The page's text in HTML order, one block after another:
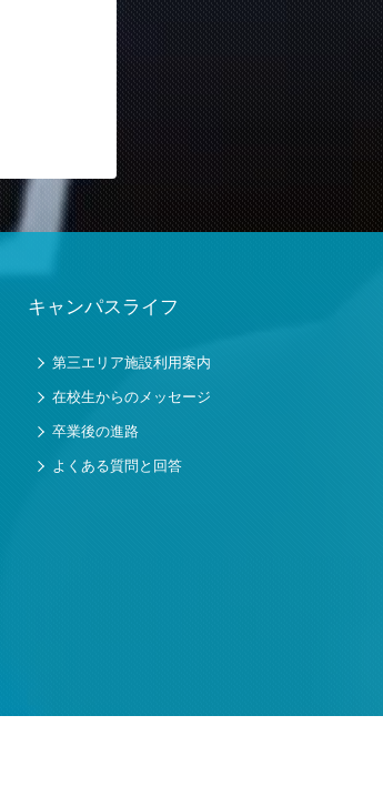
キャンパスライフ
第三エリア施設利用案内
在校生からのメッセージ
卒業後の進路
よくある質問と回答